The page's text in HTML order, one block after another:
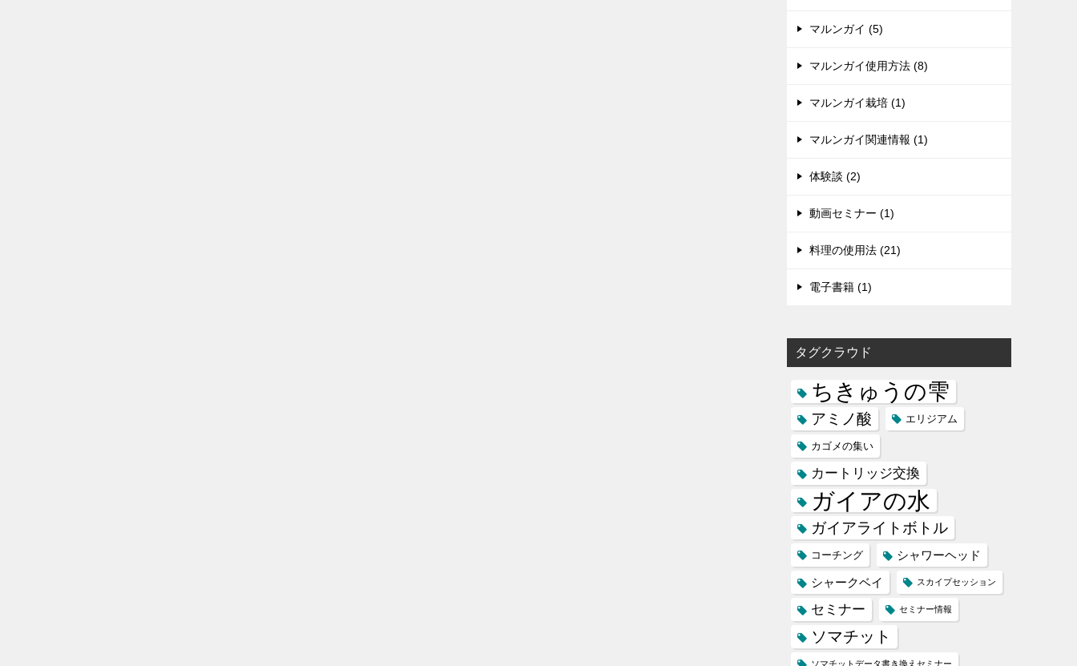
マルンガイ (5)
マルンガイ使用方法 (8)
マルンガイ栽培 (1)
マルンガイ関連情報 (1)
体験談 (2)
動画セミナー (1)
料理の使用法 (21)
電子書籍 (1)
タグクラウド
ちきゅうの雫
アミノ酸 エリジアム
カゴメの集い
カートリッジ交換
ガイアの水
ガイアライトボトル
コーチング
シャワーヘッド
シャークベイ
スカイプセッション
セミナー セミナー情報
ソマチット
ソマチットデータ書き換えセミナー